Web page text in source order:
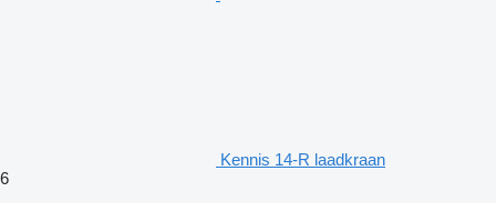
Kennis 14-R laadkraan
6